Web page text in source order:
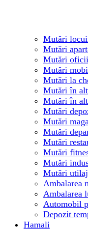
Mutări
Mutări
Mutări oficii
Mutări
Mutări la
Mutări în
Mutări în
Mutări
Mutări
Mutări
Mutări
Mutări
Mutări
Mutări
Ambalarea
Ambalarea
Automobil
Depozit
Hamali